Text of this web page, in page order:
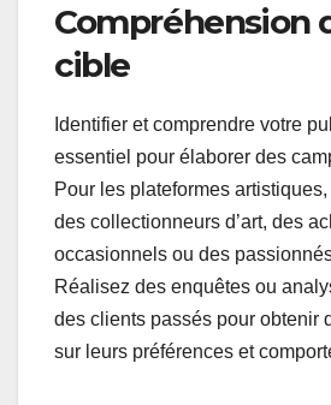
Compréhension
cible
Identifier et comprendre votre
essentiel pour élaborer des
Pour les plateformes
des collectionneurs d’art, des
occasionnels ou des
Réalisez des enquêtes ou
des clients passés pour obtenir
sur leurs préférences et